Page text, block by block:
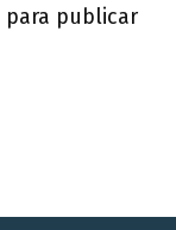
para publicar